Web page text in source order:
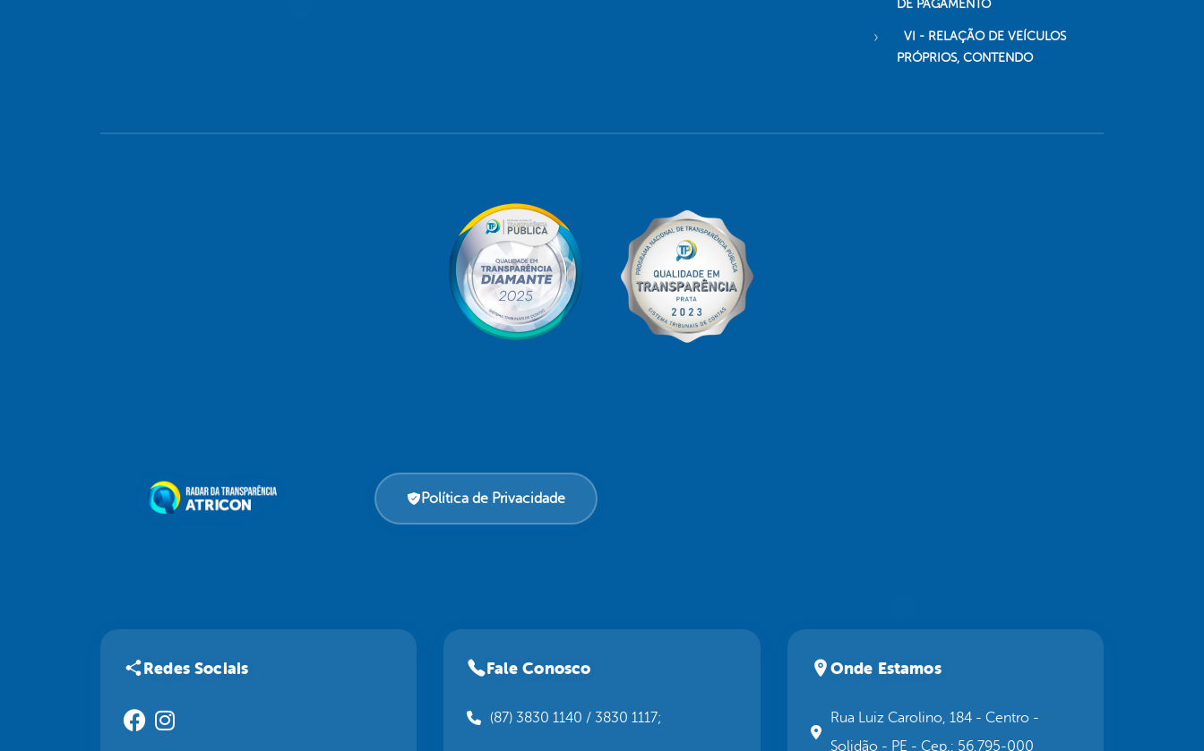
DE PAGAMENTO
VI - RELAÇÃO DE VEÍCULOS
PRÓPRIOS, CONTENDO
Política de Privacidade
Redes Sociais Fale Conosco
(87) 3830 1140 / 3830 1117;
Onde Estamos
Rua Luiz Carolino, 184 - Centro -
Solidão - PE - Cep.: 56.795-000